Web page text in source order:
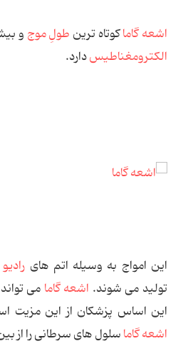
اشعه گاماكوتاه ‌ترین طولِ‌ موج و
الكترومغناطیسدارد.
این امواج به‌ وسیله اتم ‌های
تولید می ‌شوند. اشعه گاما می
این اساس پزشكان از این مزیت
اشعه گاماسلول های سرطانی را از